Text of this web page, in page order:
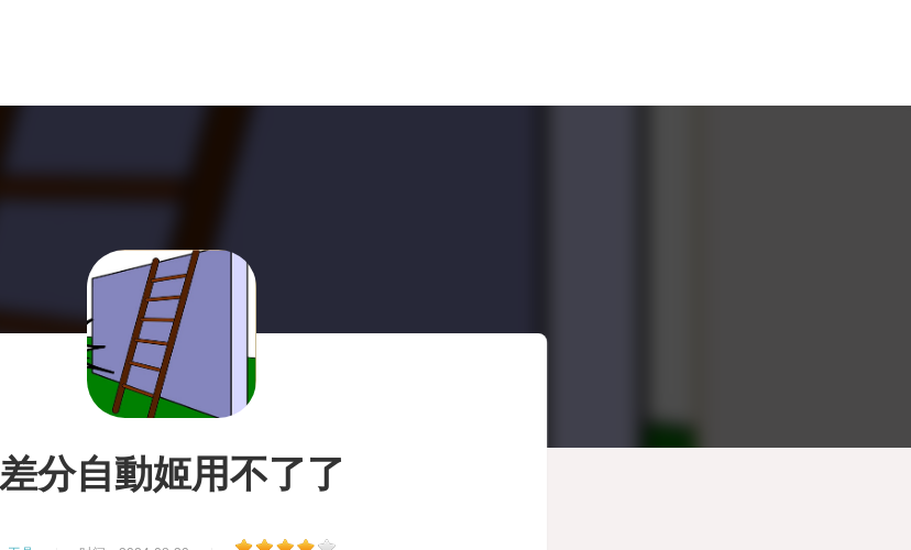
差分自動姬用不了了